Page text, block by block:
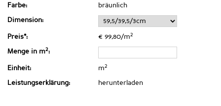
Farbe: bräunlich
Dimension:
Preis*: € 99,80/m2
Menge in m2:
Einheit: m2
Leistungserklärung: herunterladen